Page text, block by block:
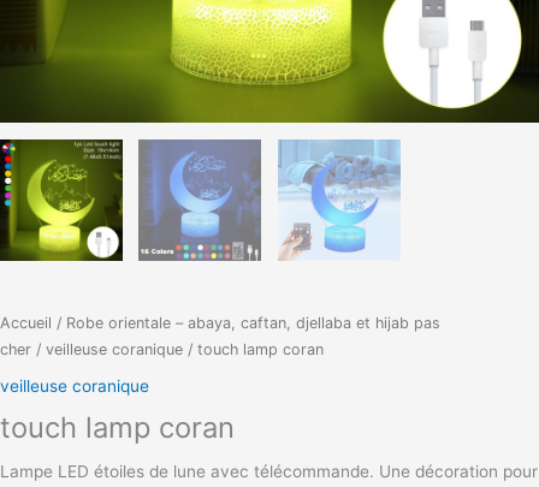
Accueil / Robe orientale – abaya, caftan, djellaba et hijab pas
cher / veilleuse coranique / touch lamp coran
veilleuse coranique
touch lamp coran
Lampe LED étoiles de lune avec télécommande. Une décoration pour